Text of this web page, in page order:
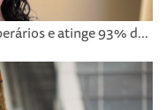
e atinge 93% d...